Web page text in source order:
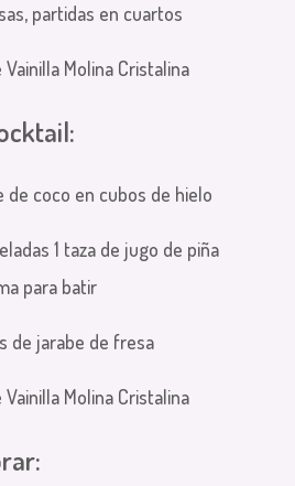
partidas en cuartos
Molina Cristalina
de coco en cubos de hielo
1 taza de jugo de piña
para batir
de jarabe de fresa
Molina Cristalina